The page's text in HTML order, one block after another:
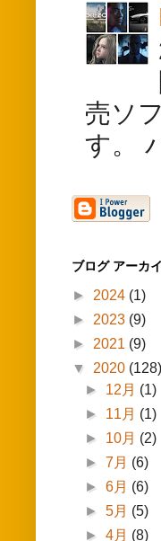
売ソ
す。
ブログ アーカ
► 2024 (1)
► 2023 (9)
► 2021 (9)
▼ 2020 (128)
► 12月 (1)
► 11月 (1)
► 10月 (2)
► 7月 (6)
►6月 (6)
►5月 (5)
►4月 (8)